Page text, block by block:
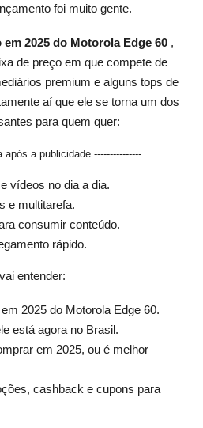
foi muito gente.
2025 do Motorola Edge 60,
de preço em que compete de
premium e alguns tops de
aí que ele se torna um dos
para quem quer:
após a publicidade ---------------
vídeos no dia a dia.
e multitarefa.
consumir conteúdo.
rápido.
entender:
2025 do Motorola Edge 60.
está agora no Brasil.
em 2025, ou é melhor
cashback e cupons para